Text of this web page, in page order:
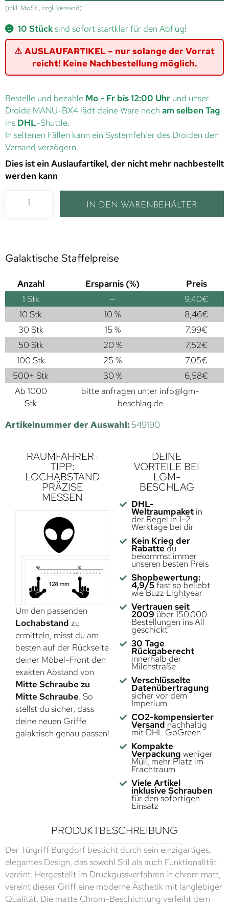
(inkl. MwSt., zzgl. Versand)
10 Stücksind sofort startklar für den Abflug!
⚠️ AUSLAUFARTIKEL – nur solange der Vorrat
reicht! Keine Nachbestellung möglich.
Bestelle und bezahle Mo - Fr bis 12:00 Uhr und unser
Droide MANU-BX4 lädt deine Ware noch am selben Tag
ins DHL-Shuttle.
In seltenen Fällen kann ein Systemfehler des Droiden den
Versand verzögern.
Dies ist ein Auslaufartikel, der nicht mehr nachbestellt
werden kann
IN DEN WARENBEHÄLTER
Galaktische Staffelpreise
Anzahl Ersparnis (%)
Preis
1 Stk — 9,40€
10 Stk
10 % 8,46€
30 Stk
15 % 7,99€
50 Stk
20 % 7,52€
100 Stk
25 % 7,05€
500+ Stk
30 % 6,58€
Ab 1000
Stk
bitte anfragen unter info@lgm-
beschlag.de
Artikelnummer der Auswahl: 549190
RAUMFAHRER-
TIPP:
LOCHABSTAND
PRÄZISE
MESSEN
Um den passenden
Lochabstand zu
ermitteln, misst du am
besten auf der Rückseite
deiner Möbel-Front den
exakten Abstand von
Mitte Schraube zu
Mitte Schraube. So
stellst du sicher, dass
deine neuen Griffe
galaktisch genau passen!
DEINE
VORTEILE BEI
LGM-
BESCHLAG
DHL-
Weltraumpaketin
der Regel in 1–2
Werktage bei dir
Kein Krieg der
Rabatte du
bekommst immer
unseren besten Preis
Shopbewertung:
4,9/5fast so beliebt
wie Buzz Lightyear
Vertrauen seit
2009 über 150.000
Bestellungen ins All
geschickt
30 Tage
Rückgaberecht
innerhalb der
Milchstraße
Verschlüsselte
Datenübertragung
sicher vor dem
Imperium
CO2-kompensierter
Versand nachhaltig
mit DHL GoGreen
Kompakte
Verpackung weniger
Müll, mehr Platz im
Frachtraum
Viele Artikel
inklusive Schrauben
für den sofortigen
Einsatz
PRODUKTBESCHREIBUNG
Der Türgriff Burgdorf besticht durch sein einzigartiges,
elegantes Design, das sowohl Stil als auch Funktionalität
vereint. Hergestellt im Druckgussverfahren in chrom matt,
vereint dieser Griff eine moderne Ästhetik mit langlebiger
Qualität. Die matte Chrom-Beschichtung verleiht dem